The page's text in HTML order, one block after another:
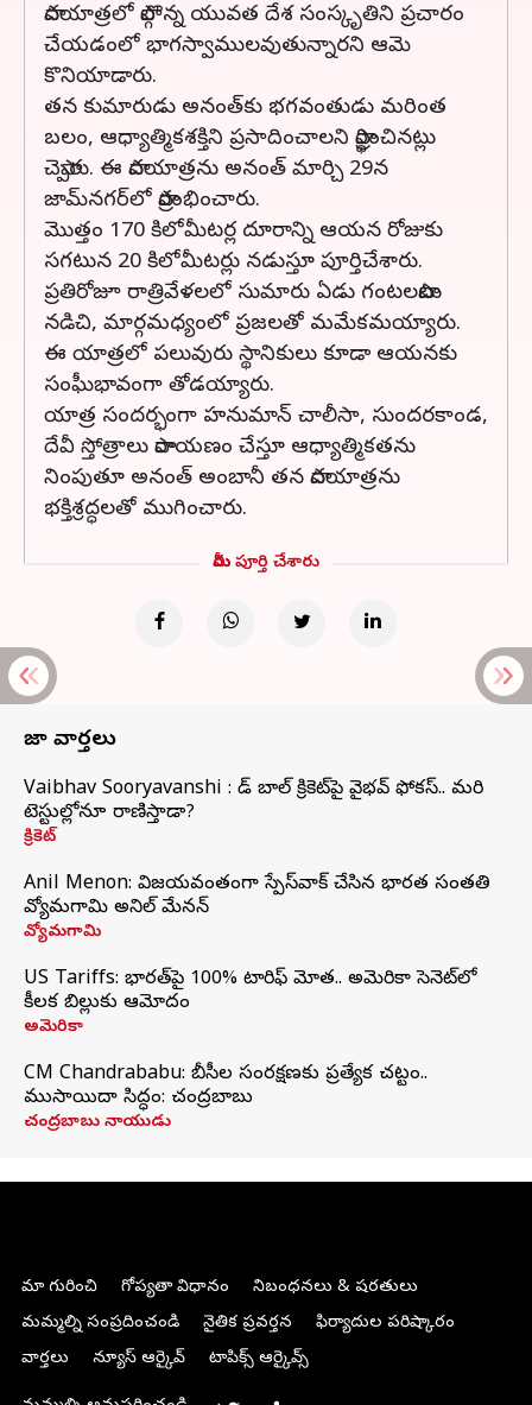
పాదయాత్రలో పాల్గొన్న యువత దేశ సంస్కృతిని ప్రచారం
చేయడంలో భాగస్వాములవుతున్నారని ఆమె
కొనియాడారు.
తన కుమారుడు అనంత్‌కు భగవంతుడు మరింత
బలం, ఆధ్యాత్మికశక్తిని ప్రసాదించాలని ప్రార్థించినట్లు
చెప్పారు. ఈ పాదయాత్రను అనంత్‌ మార్చి 29న
జామ్‌నగర్‌లో ప్రారంభించారు.
మొత్తం 170 కిలోమీటర్ల దూరాన్ని ఆయన రోజుకు
సగటున 20 కిలోమీటర్లు నడుస్తూ పూర్తిచేశారు.
ప్రతిరోజూ రాత్రివేళలలో సుమారు ఏడు గంటలపాటు
నడిచి, మార్గమధ్యంలో ప్రజలతో మమేకమయ్యారు.
ఈ యాత్రలో పలువురు స్థానికులు కూడా ఆయనకు
సంఘీభావంగా తోడయ్యారు.
యాత్ర సందర్భంగా హనుమాన్‌ చాలీసా, సుందరకాండ,
దేవీ స్తోత్రాలు పారాయణం చేస్తూ ఆధ్యాత్మికతను
నింపుతూ అనంత్‌ అంబానీ తన పాదయాత్రను
భక్తిశ్రద్ధలతో ముగించారు.
మీరు పూర్తి చేశారు
తాజా వార్తలు
Vaibhav Sooryavanshi : రెడ్ బాల్ క్రికెట్‌పై వైభవ్ ఫోకస్.. మరి
టెస్టుల్లోనూ రాణిస్తాడా?
క్రికెట్
Anil Menon: విజయవంతంగా స్పేస్‌వాక్‌ చేసిన భారత సంతతి
వ్యోమగామి అనిల్‌ మేనన్
వ్యోమగామి
US Tariffs: భారత్‌పై 100% టారిఫ్‌ మోత.. అమెరికా సెనెట్‌లో
కీలక బిల్లుకు ఆమోదం
అమెరికా
CM Chandrababu: బీసీల సంరక్షణకు ప్రత్యేక చట్టం..
ముసాయిదా సిద్ధం: చంద్రబాబు
చంద్రబాబు నాయుడు
మా గురించి గోప్యతా విధానం
నిబంధనలు & షరతులు
మమ్మల్ని సంప్రదించండి
నైతిక ప్రవర్తన
ఫిర్యాదుల పరిష్కారం
వార్తలు
న్యూస్ ఆర్కైవ్ టాపిక్స్ ఆర్కైవ్స్